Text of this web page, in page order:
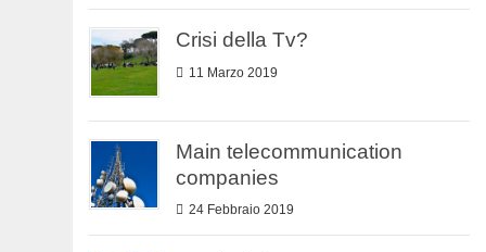
Crisi della Tv?
11 Marzo 2019
Main telecommunication
companies
24 Febbraio 2019